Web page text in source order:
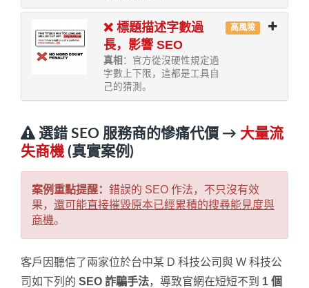
❌ 標題描述字數過
長，影響 SEO
真相 ：官方從沒硬性規定過
字數上下限，這都是工具自
己的猜測。
高風險
選錯 SEO 服務商的慘痛代價 → 大量流
失商機 (真實案例)
案例重點提醒： 錯誤的 SEO 作法，不只沒有效
果， 還可能直接摧毀原本已經累積的搜尋能見度與
商機。
客戶因聽信了兩家位於台中某 D 科技公司與 W 科技公
司如下列的 SEO 詐騙手法，導致官網在短短不到 1 個